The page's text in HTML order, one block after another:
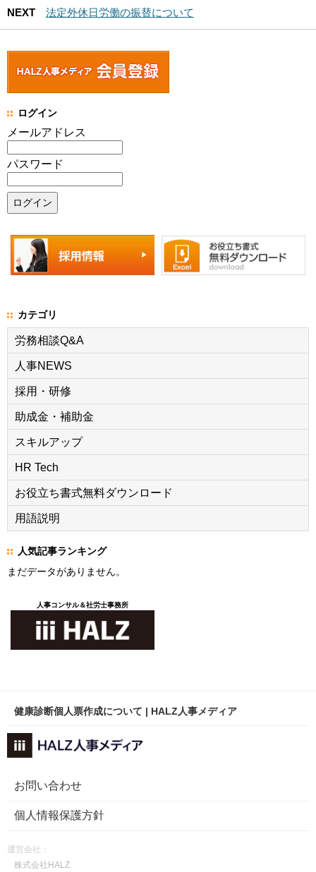
NEXT
法定外休日労働の振替について
ログイン
メールアドレス
パスワード
カテゴリ
労務相談Q&A
人事NEWS
採用・研修
助成金・補助金
スキルアップ
HR Tech
お役立ち書式無料ダウンロード
用語説明
人気記事ランキング
まだデータがありません。
人事コンサル＆社労士事務所
健康診断個人票作成について | HALZ人事メディア
お問い合わせ
個人情報保護方針
運営会社：
株式会社HALZ